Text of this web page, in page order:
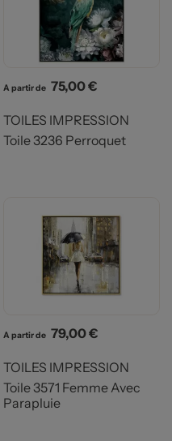
A partir de Prix
75,00 €
TOILES IMPRESSION
Toile 3236 Perroquet
A partir de Prix
79,00 €
TOILES IMPRESSION
Toile 3571 Femme Avec
Parapluie